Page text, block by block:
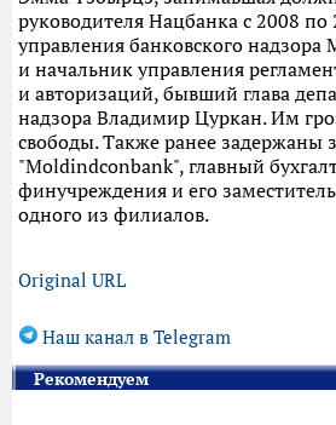
руководителя Нацбанка с 2008 по
управления банковского надзора
и начальник управления
и авторизаций, бывший глава
надзора Владимир Цуркан. Им
свободы. Также ранее задержаны
"Moldindconbank", главный
финучреждения и его
одного из филиалов.
Original URL
Наш канал в Telegram
Рекомендуем